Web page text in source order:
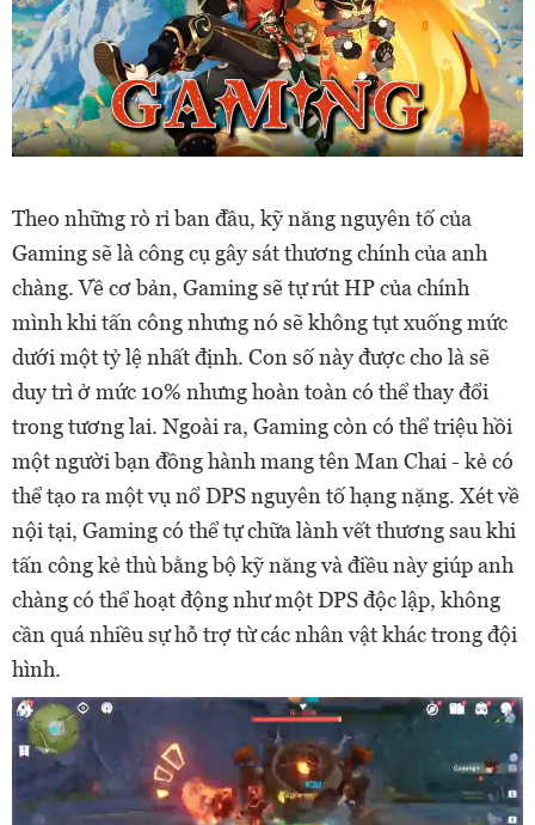
Theo những rò rỉ ban đầu, kỹ năng nguyên tố của
Gaming sẽ là công cụ gây sát thương chính của anh
chàng. Về cơ bản, Gaming sẽ tự rút HP của chính
mình khi tấn công nhưng nó sẽ không tụt xuống mức
dưới một tỷ lệ nhất định. Con số này được cho là sẽ
duy trì ở mức 10% nhưng hoàn toàn có thể thay đổi
trong tương lai. Ngoài ra, Gaming còn có thể triệu hồi
một người bạn đồng hành mang tên Man Chai - kẻ có
thể tạo ra một vụ nổ DPS nguyên tố hạng nặng. Xét về
nội tại, Gaming có thể tự chữa lành vết thương sau khi
tấn công kẻ thù bằng bộ kỹ năng và điều này giúp anh
chàng có thể hoạt động như một DPS độc lập, không
cần quá nhiều sự hỗ trợ từ các nhân vật khác trong đội
hình.